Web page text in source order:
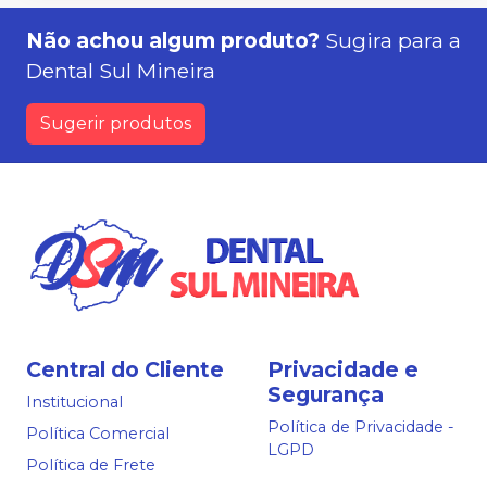
Não achou algum produto? Sugira para a
Dental Sul Mineira
Sugerir produtos
Central do Cliente
Institucional
Política Comercial
Política de Frete
Privacidade e
Segurança
Política de Privacidade -
LGPD